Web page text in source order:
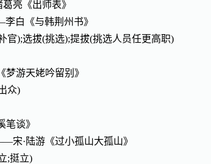
亮《出师表》
白《与韩荆州书》
官);选拔(挑选);提拔(挑选人员任更高职)
游天姥吟留别》
众)
谈》
宋·陆游《过小孤山大孤山》
;挺立)